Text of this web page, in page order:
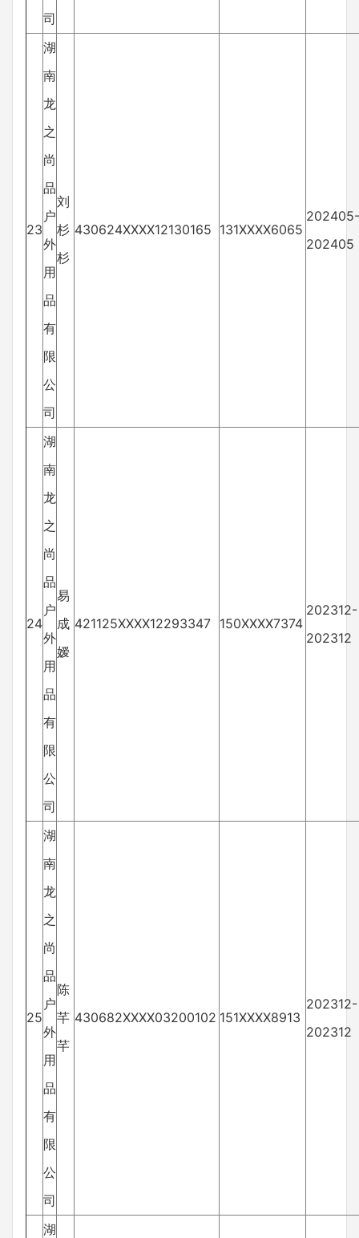
司
23
湖
南
龙
之
尚
品
户
外
用
品
有
限
公
司
刘
杉
杉
430624XXXX12130165 131XXXX6065
202405-
202405
24
湖
南
龙
之
尚
品
户
外
用
品
有
限
公
司
易
成
嫒
421125XXXX12293347 150XXXX7374
202312-
202312
25
湖
南
龙
之
尚
品
户
外
用
品
有
限
公
司
陈
芊
芊
430682XXXX03200102 151XXXX8913
202312-
202312
湖